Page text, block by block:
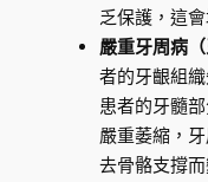
乏保護，這
嚴重牙周病
者的牙齦組
患者的牙髓
嚴重萎縮，
去骨骼支撐